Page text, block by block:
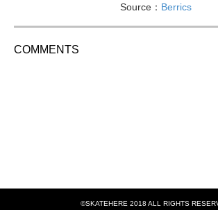
Source： Berrics
COMMENTS
©SKATEHERE 2018 ALL RIGHTS